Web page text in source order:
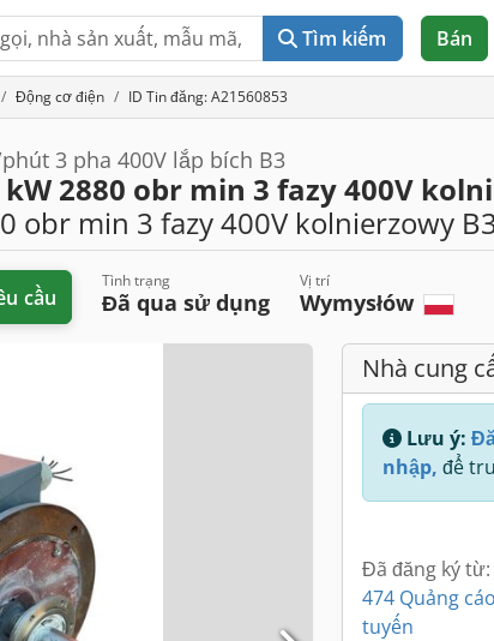
Tìm kiếm Bán
Động cơ điện ID Tin đăng: A21560853
3 pha 400V lắp bích B3
2880 obr min 3 fazy 400V
obr min 3 fazy 400V kolnierzowy
cầu
Tình trạng
Đã qua sử dụng
Vị trí
Wymysłów
Nhà cung
Lưu ý:
nhập, để
Đã đăng ký từ:
474 Quảng
tuyến